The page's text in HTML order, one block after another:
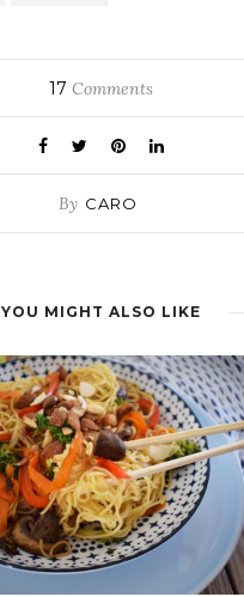
17 Comments
By CARO
YOU MIGHT ALSO LIKE